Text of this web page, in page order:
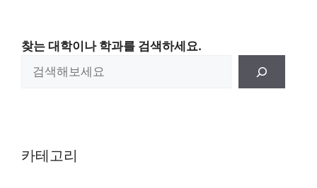
찾는 대학이나 학과를 검색하세요.
카테고리